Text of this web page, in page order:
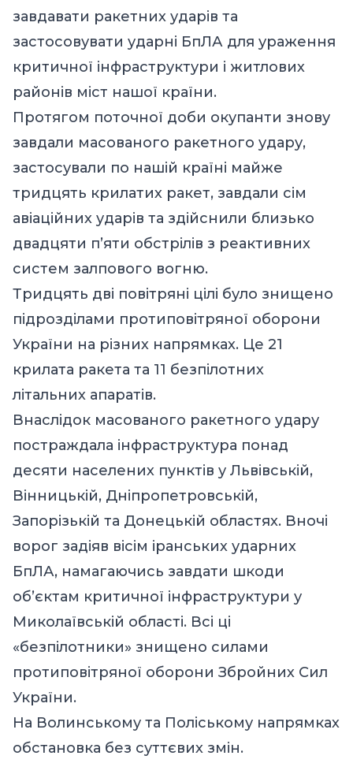
завдавати ракетних ударів та
застосовувати ударні БпЛА для ураження
критичної інфраструктури і житлових
районів міст нашої країни.
Протягом поточної доби окупанти знову
завдали масованого ракетного удару,
застосували по нашій країні майже
тридцять крилатих ракет, завдали сім
авіаційних ударів та здійснили близько
двадцяти п’яти обстрілів з реактивних
систем залпового вогню.
Тридцять дві повітряні цілі було знищено
підрозділами протиповітряної оборони
України на різних напрямках. Це 21
крилата ракета та 11 безпілотних
літальних апаратів.
Внаслідок масованого ракетного удару
постраждала інфраструктура понад
десяти населених пунктів у Львівській,
Вінницькій, Дніпропетровській,
Запорізькій та Донецькій областях. Вночі
ворог задіяв вісім іранських ударних
БпЛА, намагаючись завдати шкоди
об’єктам критичної інфраструктури у
Миколаївській області. Всі ці
«безпілотники» знищено силами
протиповітряної оборони Збройних Сил
України.
На Волинському та Поліському напрямках
обстановка без суттєвих змін.